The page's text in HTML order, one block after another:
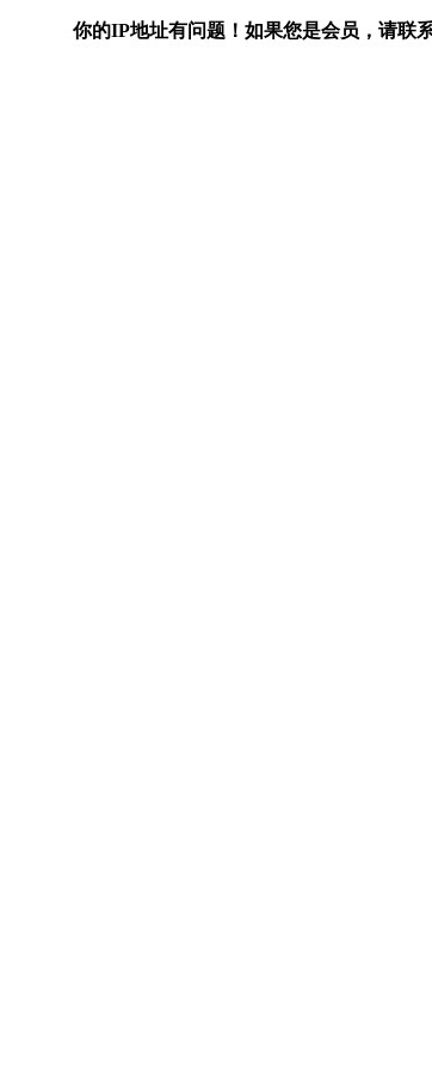
你的IP地址有问题！如果您是会员，请联